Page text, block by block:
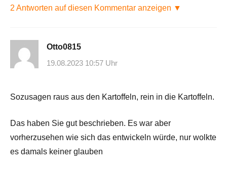
2 Antworten auf diesen Kommentar anzeigen ▼
Otto0815
19.08.2023 10:57 Uhr
Sozusagen raus aus den Kartoffeln, rein in die Kartoffeln.
Das haben Sie gut beschrieben. Es war aber
vorherzusehen wie sich das entwickeln würde, nur wolkte
es damals keiner glauben